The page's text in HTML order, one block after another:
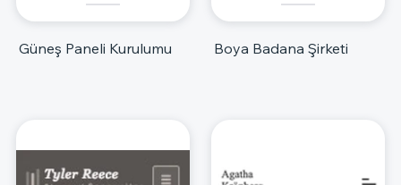
Güneş Paneli Kurulumu Boya Badana Şirketi